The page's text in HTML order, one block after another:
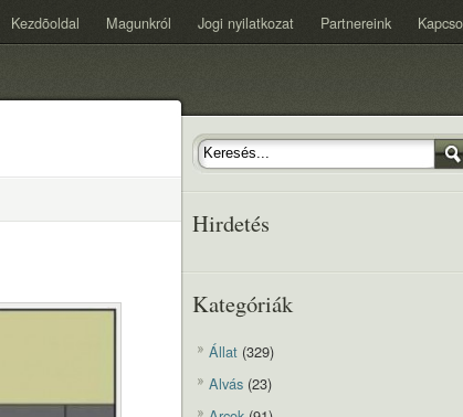
Kezdõoldal Magunkról Jogi nyilatkozat Partnereink
Hirdetés
Kategóriák
Állat (329)
Alvás (23)